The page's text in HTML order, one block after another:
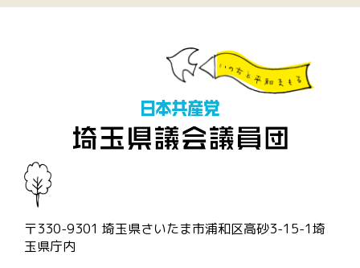
〒330-9301 埼玉県さいたま市浦和区高砂3-15-1埼
玉県庁内